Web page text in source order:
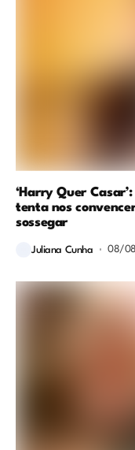
‘Harry Quer
tenta nos
sossegar
Juliana Cunha 08/